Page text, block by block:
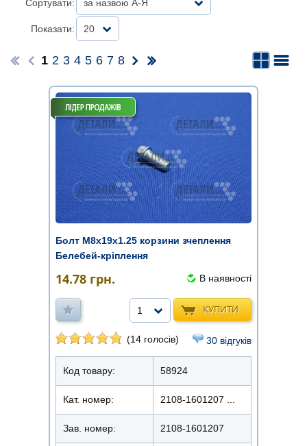
Сортувати: за назвою А-Я
Показати: 20
1 2 3 4 5 6 7 8
Болт М8х19х1.25 корзини зчеплення
Белебей-кріплення
14.78 грн. В наявності
КУПИТИ
1
(14 голосів) 30 відгуків
Код товару: 58924
Кат. номер: 2108-1601207 ...
Зав. номер: 2108-1601207